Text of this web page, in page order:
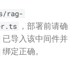
rag-
，部署前请确
已导入该中间件并
绑定正确。